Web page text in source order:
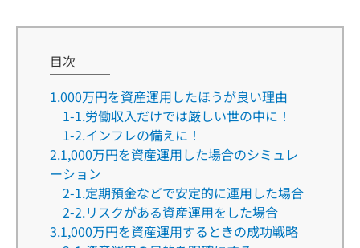
目次
1.000万円を資産運用したほうが良い理由
1-1.労働収入だけでは厳しい世の中に！
1-2.インフレの備えに！
2.1,000万円を資産運用した場合のシミュレ
ーション
2-1.定期預金などで安定的に運用した場合
2-2.リスクがある資産運用をした場合
3.1,000万円を資産運用するときの成功戦略